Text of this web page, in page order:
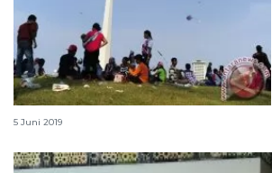
Pengunjung kecewa Monas ditutup
5 Juni 2019